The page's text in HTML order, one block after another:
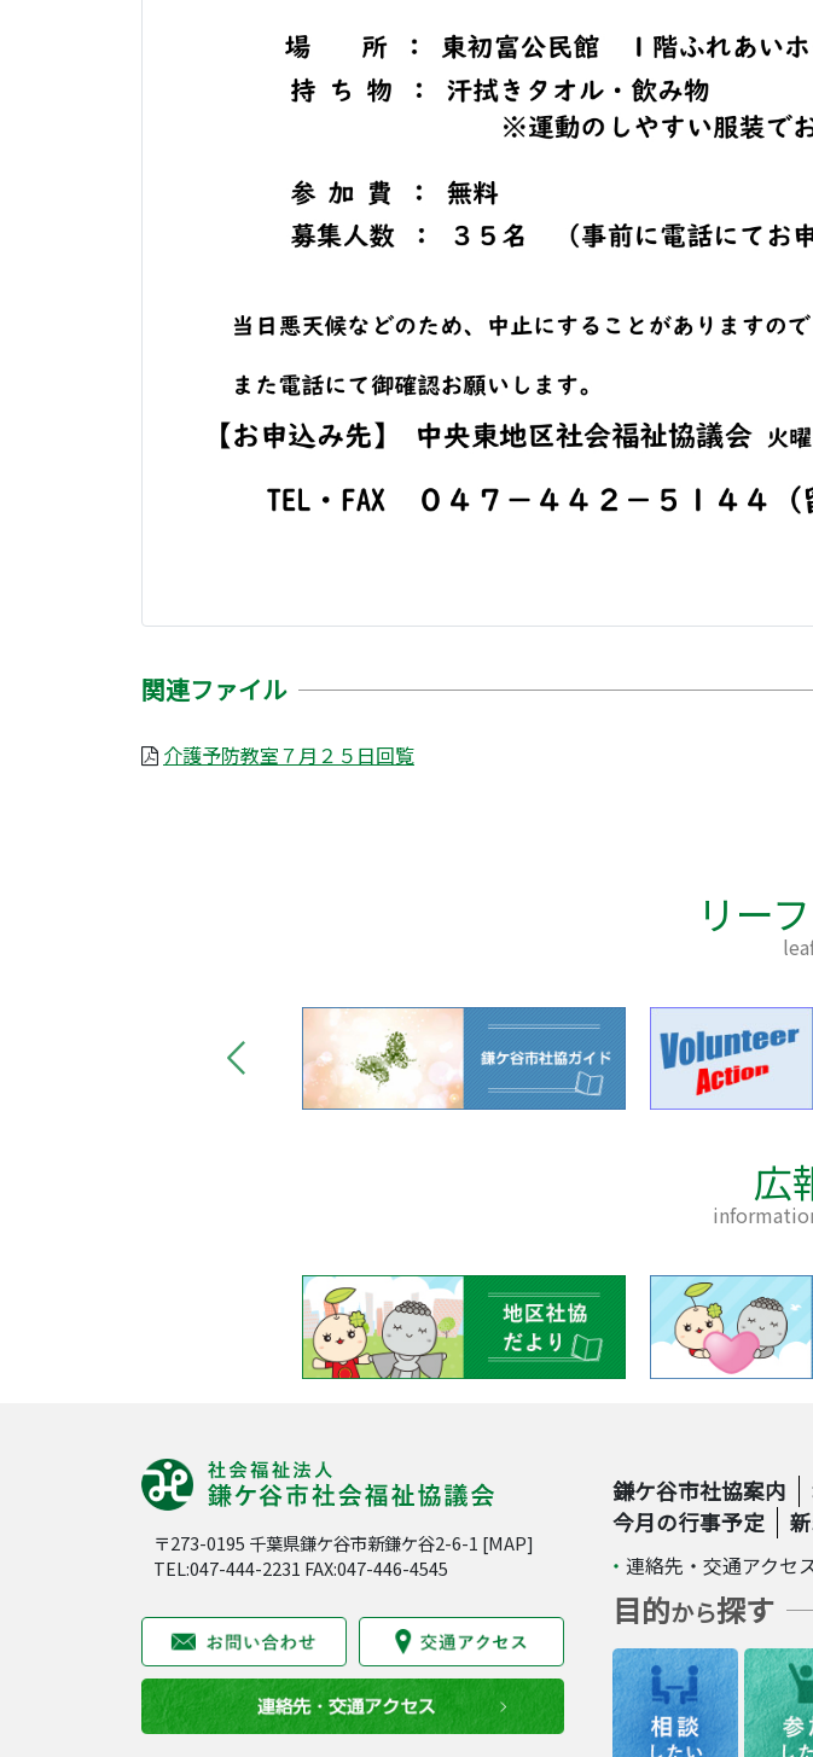
関連ファイル
介護予防教室７月２５日回覧
リー
広
〒273-0195 千葉県鎌ケ谷市新鎌ケ谷2-6-1 [MAP]
TEL:047-444-2231 FAX:047-446-4545
鎌ケ谷市社協案内
今月の行事予定
連絡先・交通アクセ
目的から探す